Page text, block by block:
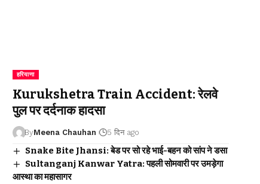
हरियाणा
Kurukshetra Train Accident: रेलवे
पुल पर दर्दनाक हादसा
ByMeena Chauhan 5 दिन ago
Snake Bite Jhansi: बेड पर सो रहे भाई-बहन को सांप ने डसा
Sultanganj Kanwar Yatra: पहली सोमवारी पर उमड़ेगा
आस्था का महासागर